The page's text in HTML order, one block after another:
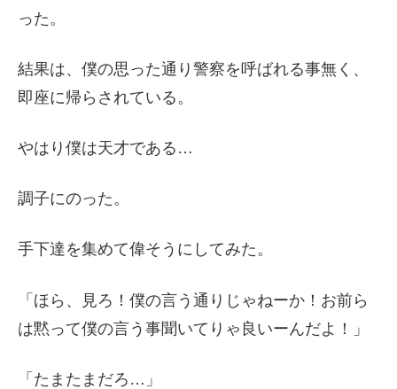
った。
結果は、僕の思った通り警察を呼ばれる事無く、
即座に帰らされている。
やはり僕は天才である…
調子にのった。
手下達を集めて偉そうにしてみた。
「ほら、見ろ！僕の言う通りじゃねーか！お前ら
は黙って僕の言う事聞いてりゃ良いーんだよ！」
「たまたまだろ…」